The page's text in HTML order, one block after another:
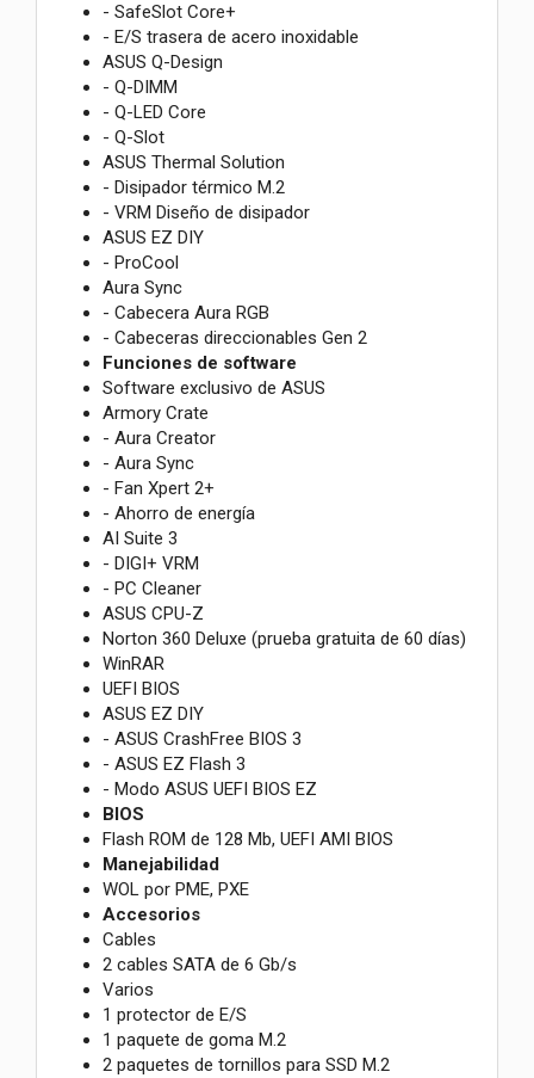
- SafeSlot Core+
- E/S trasera de acero inoxidable
ASUS Q-Design
- Q-DIMM
- Q-LED Core
- Q-Slot
ASUS Thermal Solution
- Disipador térmico M.2
- VRM Diseño de disipador
ASUS EZ DIY
- ProCool
Aura Sync
- Cabecera Aura RGB
- Cabeceras direccionables Gen 2
Funciones de software
Software exclusivo de ASUS
Armory Crate
- Aura Creator
- Aura Sync
- Fan Xpert 2+
- Ahorro de energía
AI Suite 3
- DIGI+ VRM
- PC Cleaner
ASUS CPU-Z
Norton 360 Deluxe (prueba gratuita de 60 días)
WinRAR
UEFI BIOS
ASUS EZ DIY
- ASUS CrashFree BIOS 3
- ASUS EZ Flash 3
- Modo ASUS UEFI BIOS EZ
BIOS
Flash ROM de 128 Mb, UEFI AMI BIOS
Manejabilidad
WOL por PME, PXE
Accesorios
Cables
2 cables SATA de 6 Gb/s
Varios
1 protector de E/S
1 paquete de goma M.2
2 paquetes de tornillos para SSD M.2